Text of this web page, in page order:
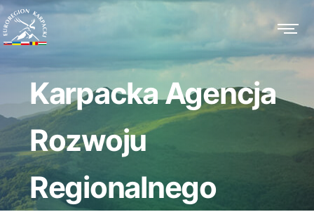
Karpacka Agencja
Rozwoju
Regionalnego